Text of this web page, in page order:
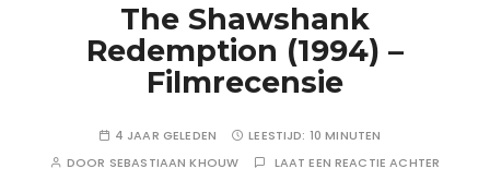
The Shawshank
Redemption (1994) –
Filmrecensie
4 JAAR GELEDEN LEESTIJD: 10 MINUTEN
DOOR SEBASTIAAN KHOUW LAAT EEN REACTIE ACHTER